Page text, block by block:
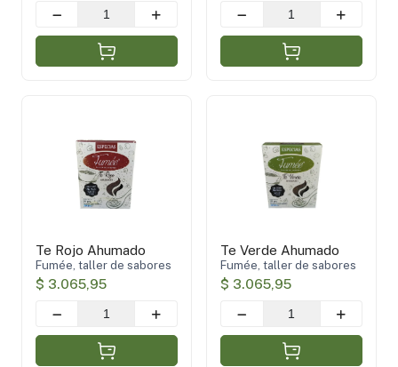
Te Rojo Ahumado
Fumée, taller de sabores
$ 3.065,95
Te Verde Ahumado
Fumée, taller de sabores
$ 3.065,95